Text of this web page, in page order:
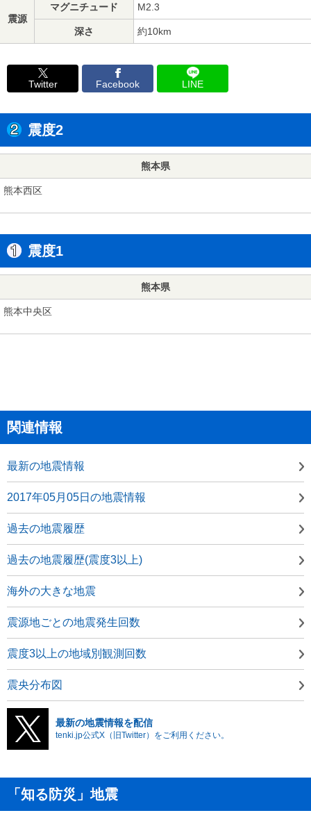
震源
マグニチュード M2.3
深さ 約10km
Twitter Facebook LINE
震度2
熊本県
熊本西区
震度1
熊本県
熊本中央区
関連情報
最新の地震情報
2017年05月05日の地震情報
過去の地震履歴
過去の地震履歴(震度3以上)
海外の大きな地震
震源地ごとの地震発生回数
震度3以上の地域別観測回数
震央分布図
最新の地震情報を配信
tenki.jp公式X（旧Twitter）をご利用ください。
「知る防災」地震